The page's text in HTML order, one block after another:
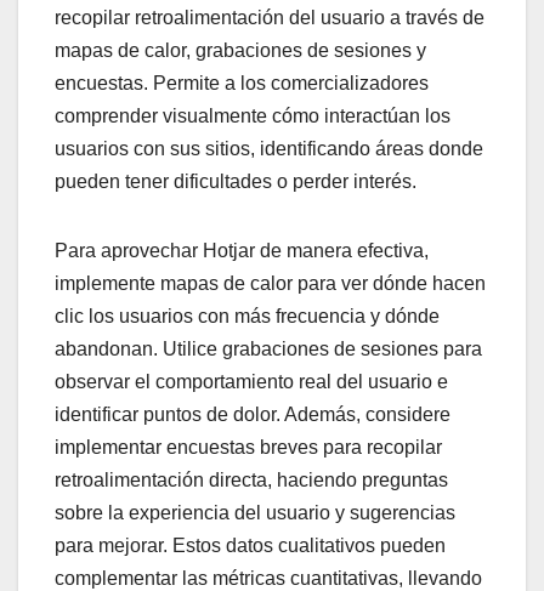
recopilar retroalimentación del usuario a través de
mapas de calor, grabaciones de sesiones y
encuestas. Permite a los comercializadores
comprender visualmente cómo interactúan los
usuarios con sus sitios, identificando áreas donde
pueden tener dificultades o perder interés.
Para aprovechar Hotjar de manera efectiva,
implemente mapas de calor para ver dónde hacen
clic los usuarios con más frecuencia y dónde
abandonan. Utilice grabaciones de sesiones para
observar el comportamiento real del usuario e
identificar puntos de dolor. Además, considere
implementar encuestas breves para recopilar
retroalimentación directa, haciendo preguntas
sobre la experiencia del usuario y sugerencias
para mejorar. Estos datos cualitativos pueden
complementar las métricas cuantitativas, llevando